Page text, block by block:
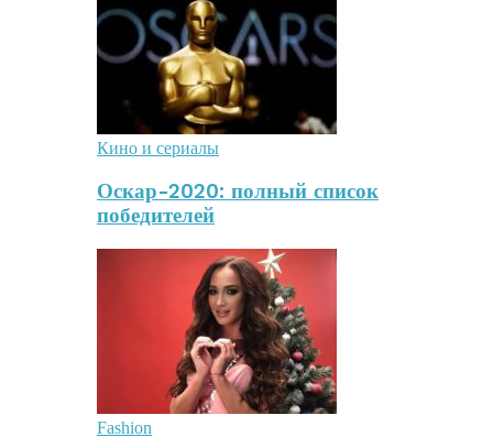
Кино и сериалы
Оскар-2020: полный список
победителей
Fashion